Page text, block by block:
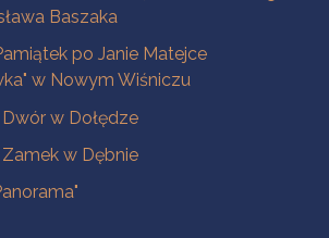
Baszaka
po Janie Matejce
w Nowym Wiśniczu
w Dołędze
w Dębnie